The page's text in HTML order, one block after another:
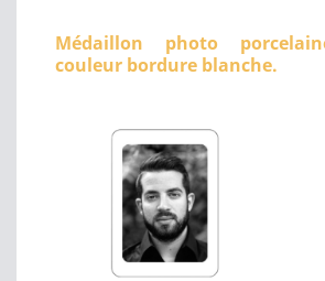
Médaillon photo
couleur bordure blanche.